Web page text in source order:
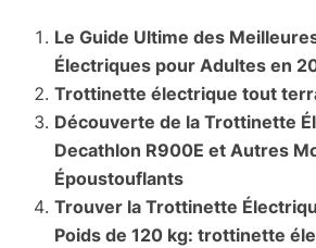
Le Guide Ultime des
Électriques pour Adultes en
Trottinette électrique tout
Découverte de la Trottinette
Decathlon R900E et Autres
Époustouflants
Trouver la Trottinette
Poids de 120 kg: trottinette